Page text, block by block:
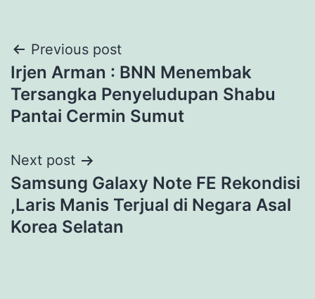
Post
navigation
Previous post
Irjen Arman : BNN Menembak
Tersangka Penyeludupan Shabu
Pantai Cermin Sumut
Next post
Samsung Galaxy Note FE Rekondisi
,Laris Manis Terjual di Negara Asal
Korea Selatan